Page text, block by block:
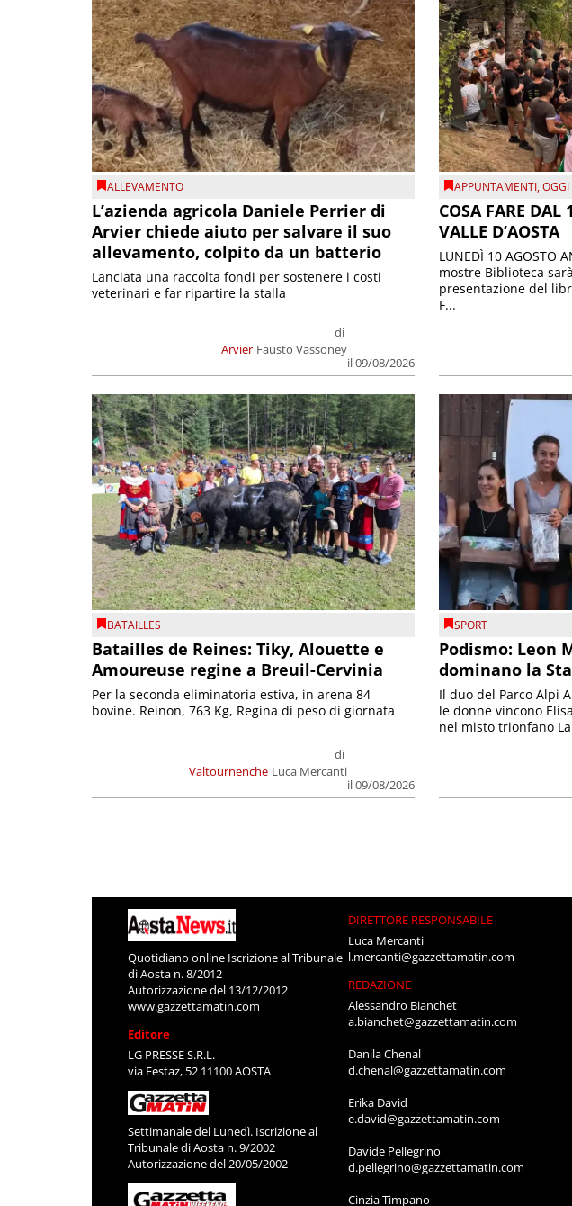
ALLEVAMENTO
L’azienda agricola Daniele Perrier di
Arvier chiede aiuto per salvare il suo
allevamento, colpito da un batterio
Arvier
di
Fausto Vassoney
il 09/08/2026
Lanciata una raccolta fondi per sostenere i costi
veterinari e far ripartire la stalla
APPUNTAMENTI,
COSA FARE DAL
VALLE D’AOSTA
LUNEDÌ 10 AGOSTO
mostre Biblioteca
presentazione del
F...
BATAILLES
Batailles de Reines: Tiky, Alouette e
Amoureuse regine a Breuil-Cervinia
Valtournenche
di
Luca Mercanti
il 09/08/2026
Per la seconda eliminatoria estiva, in arena 84
bovine. Reinon, 763 Kg, Regina di peso di giornata
SPORT
Podismo: Leon
dominano la
Il duo del Parco Alpi
le donne vincono
nel misto trionfano
Quotidiano online Iscrizione al Tribunale
di Aosta n. 8/2012
Autorizzazione del 13/12/2012
www.gazzettamatin.com
Editore
LG PRESSE S.R.L.
via Festaz, 52 11100 AOSTA
Settimanale del Lunedì. Iscrizione al
Tribunale di Aosta n. 9/2002
Autorizzazione del 20/05/2002
DIRETTORE RESPONSABILE
Luca Mercanti
l.mercanti@gazzettamatin.com
REDAZIONE
Alessandro Bianchet
a.bianchet@gazzettamatin.com
Danila Chenal
d.chenal@gazzettamatin.com
Erika David
e.david@gazzettamatin.com
Davide Pellegrino
d.pellegrino@gazzettamatin.com
Cinzia Timpano